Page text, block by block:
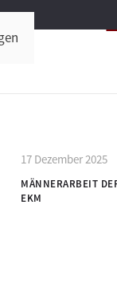
17 Dezember 2025
MÄNNERARBEIT
EKM